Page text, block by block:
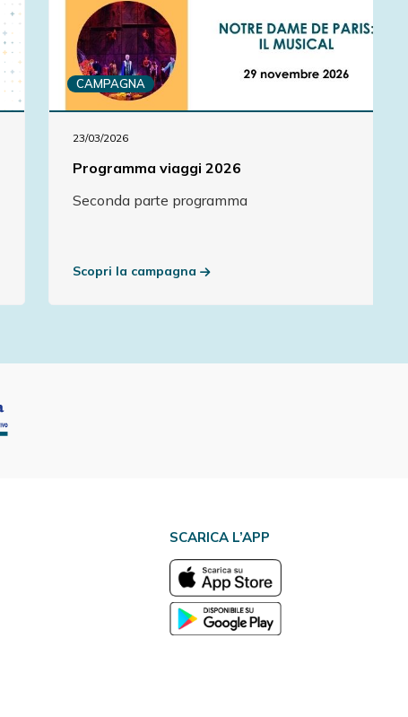
CAMPAGNA
23/03/2026
Programma viaggi 2026
Seconda parte programma
Scopri la campagna
SCARICA L’APP